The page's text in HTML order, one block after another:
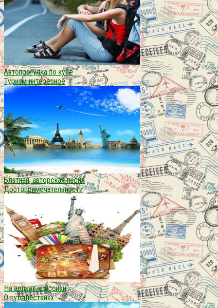
Автопрогулка по кубе
Туризм интересное
Блатная, авторская песня
Достопримечательности
На волнах классики
О путешествиях